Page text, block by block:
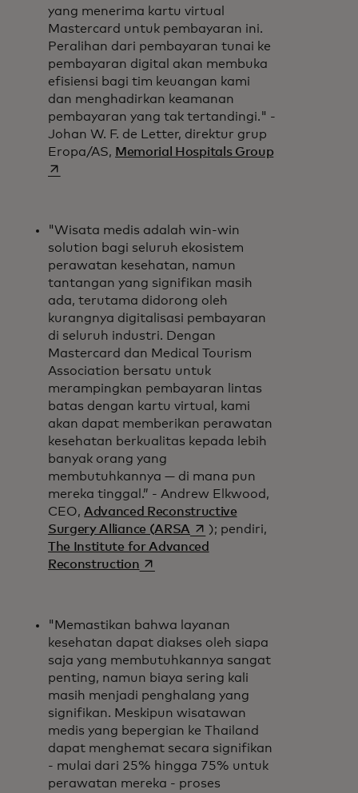
yang menerima kartu virtual
Mastercard untuk pembayaran ini.
Peralihan dari pembayaran tunai ke
pembayaran digital akan membuka
efisiensi bagi tim keuangan kami
dan menghadirkan keamanan
pembayaran yang tak tertandingi." -
Johan W. F. de Letter, direktur grup
Eropa/AS, Memorial Hospitals Groupopens in a
"Wisata medis adalah win-win
solution bagi seluruh ekosistem
perawatan kesehatan, namun
tantangan yang signifikan masih
ada, terutama didorong oleh
kurangnya digitalisasi pembayaran
di seluruh industri. Dengan
Mastercard dan Medical Tourism
Association bersatu untuk
merampingkan pembayaran lintas
batas dengan kartu virtual, kami
akan dapat memberikan perawatan
kesehatan berkualitas kepada lebih
banyak orang yang
membutuhkannya — di mana pun
mereka tinggal.” - Andrew Elkwood,
CEO, Advanced Reconstructive
Surgery Alliance (ARSAopens in a new tab
); pendiri,
The Institute for Advanced
Reconstructionopens in a new tab
"Memastikan bahwa layanan
kesehatan dapat diakses oleh siapa
saja yang membutuhkannya sangat
penting, namun biaya sering kali
masih menjadi penghalang yang
signifikan. Meskipun wisatawan
medis yang bepergian ke Thailand
dapat menghemat secara signifikan
- mulai dari 25% hingga 75% untuk
perawatan mereka - proses